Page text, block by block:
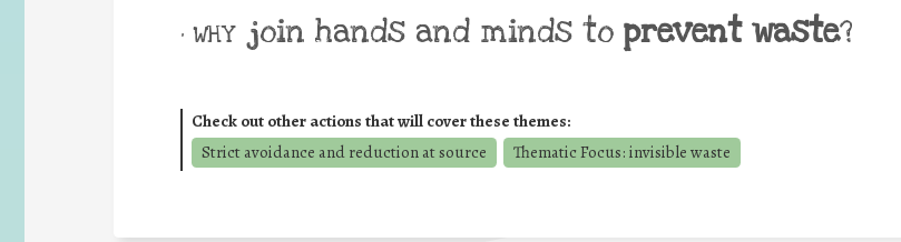
• WHY join hands and minds to prevent waste?
Check out other actions that will cover these themes:
Strict avoidance and reduction at source
Thematic Focus: invisible waste